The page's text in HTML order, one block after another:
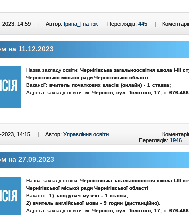
2023, 14:59 | Автор: Ірина_Гнатюк Переглядів: 445 |
на 11.12.2023
Назва закладу освіти: Чернігівська загальноосвітня школа І-ІІІ
Чернігівської міської ради Чернігівської області
Вакансії: вчитель початкових класів (онлайн) - 1 ставка;
Адреса закладу освіти: м. Чернігів, вул. Толстого, 17 т. 676-488
2023, 14:15 | Автор: Управління освіти
Переглядів: 1946
на 27.09.2023
Назва закладу освіти: Чернігівська загальноосвітня школа І-ІІІ
Чернігівської міської ради Чернігівської області
Вакансії: 1) завідувач музею - 1 ставка;
2) вчитель англійської мови - 9 годин (дистанційно).
Адреса закладу освіти: м. Чернігів, вул. Толстого, 17 т. 676-488